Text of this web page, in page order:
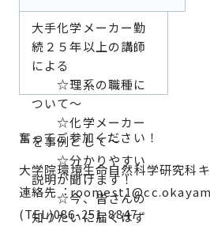
大手化学メーカー勤
続２５年以上の講師
による
☆理系の職種に
ついて～
☆化学メーカー
を事例として～
☆分かりやすい
説明が聞けます！
☆今、皆さんの
知りたいに届くはず
奮ってご参加ください！
大学院環境生命自然科学研究科
連絡先
(TEL)086-251-8847